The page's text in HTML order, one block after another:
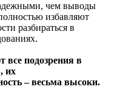
чем выводы
избавляют
разбираться в
все подозрения в
их
– весьма высоки.